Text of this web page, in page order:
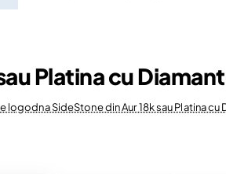
Platina cu
logodna SideStone din Aur 18k sau Platina